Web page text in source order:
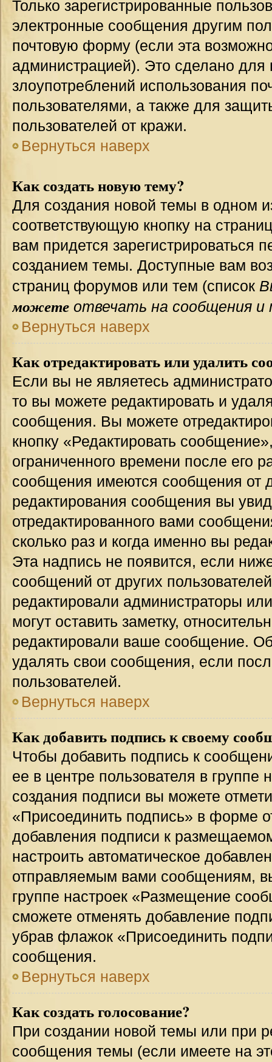
Только зарегистрированные
электронные сообщения другим
почтовую форму (если эта
администрацией). Это сделано для
злоупотреблений использования
пользователями, а также для
пользователей от кражи.
Вернуться наверх
Как создать новую тему?
Для создания новой темы в одном
соответствующую кнопку на
вам придется зарегистрироваться
созданием темы. Доступные вам
страниц форумов или тем (список
можете отвечать на сообщения и
Вернуться наверх
Как отредактировать или удалить
Если вы не являетесь
то вы можете редактировать и
сообщения. Вы можете
кнопку «Редактировать
ограниченного времени после его
сообщения имеются сообщения от
редактирования сообщения вы
отредактированного вами
сколько раз и когда именно вы
Эта надпись не появится, если
сообщений от других
редактировали администраторы
могут оставить заметку,
редактировали ваше сообщение.
удалять свои сообщения, если
пользователей.
Вернуться наверх
Как добавить подпись к своему
Чтобы добавить подпись к
ее в центре пользователя в
создания подписи вы можете
«Присоединить подпись» в форме
добавления подписи к
настроить автоматическое
отправляемым вами сообщениям,
группе настроек «Размещение
сможете отменять добавление
убрав флажок «Присоединить
сообщения.
Вернуться наверх
Как создать голосование?
При создании новой темы или при
сообщения темы (если имеете на